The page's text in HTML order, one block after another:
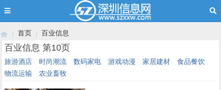
›
首页 百业信息
百业信息 第10页
旅游酒店 时尚潮流 数码家电 游戏动漫 家居建材
食品餐饮
物流运输
农业畜牧